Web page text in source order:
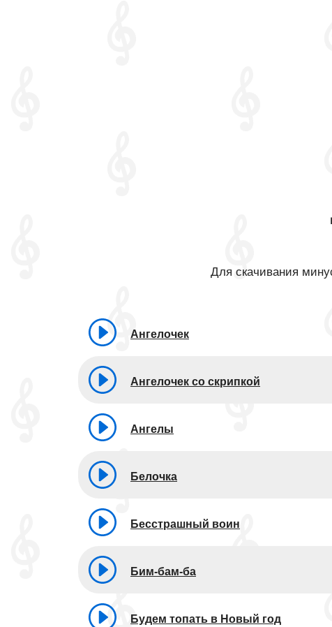
Для скачивания
Ангелочек
Ангелочек со скрипкой
Ангелы
Белочка
Бесстрашный воин
Бим-бам-ба
Будем топать в Новый год